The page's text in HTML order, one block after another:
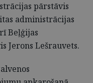
pārstāvis
administrācijas
Beļģijas
Jerons Lešrauvets.